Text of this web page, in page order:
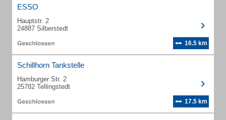
ESSO
Hauptstr. 2
24887 Silberstedt
16.5 km
Schillhorn Tankstelle
Hamburger Str. 2
25782 Tellingstedt
17.5 km